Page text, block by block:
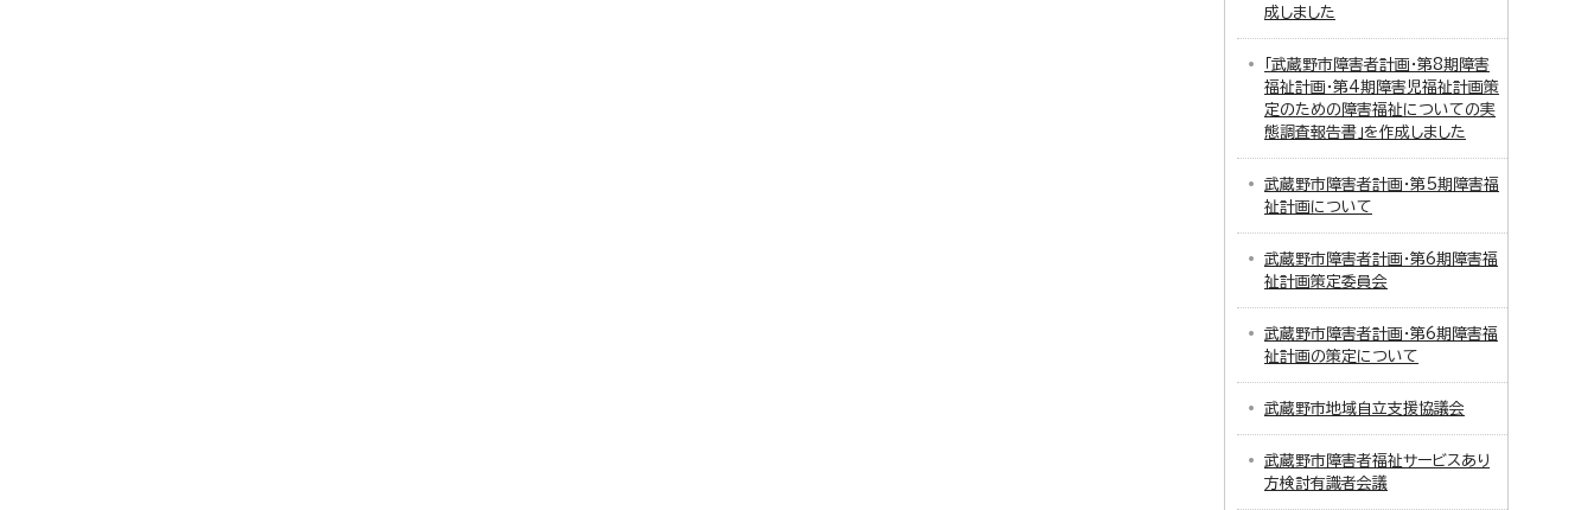
成しました
「武蔵野市障害者計画・第8期障害
福祉計画・第4期障害児福祉計画策
定のための障害福祉についての実
態調査報告書」を作成しました
武蔵野市障害者計画・第5期障害福
祉計画について
武蔵野市障害者計画・第6期障害福
祉計画策定委員会
武蔵野市障害者計画・第6期障害福
祉計画の策定について
武蔵野市地域自立支援協議会
武蔵野市障害者福祉サービスあり
方検討有識者会議